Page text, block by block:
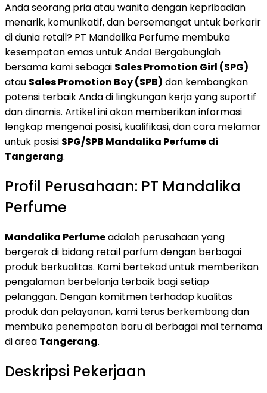
Anda seorang pria atau wanita dengan kepribadian
menarik, komunikatif, dan bersemangat untuk berkarir
di dunia retail? PT Mandalika Perfume membuka
kesempatan emas untuk Anda! Bergabunglah
bersama kami sebagai Sales Promotion Girl (SPG)
atau Sales Promotion Boy (SPB) dan kembangkan
potensi terbaik Anda di lingkungan kerja yang suportif
dan dinamis. Artikel ini akan memberikan informasi
lengkap mengenai posisi, kualifikasi, dan cara melamar
untuk posisi SPG/SPB Mandalika Perfume di
Tangerang.
Profil Perusahaan: PT Mandalika
Perfume
Mandalika Perfumeadalah perusahaan yang
bergerak di bidang retail parfum dengan berbagai
produk berkualitas. Kami bertekad untuk memberikan
pengalaman berbelanja terbaik bagi setiap
pelanggan. Dengan komitmen terhadap kualitas
produk dan pelayanan, kami terus berkembang dan
membuka penempatan baru di berbagai mal ternama
di area Tangerang.
Deskripsi Pekerjaan